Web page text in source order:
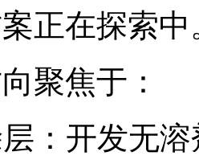
正在探索中
聚焦于：
：开发无